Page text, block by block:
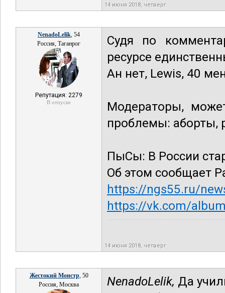
14 июня 2018, четверг
NenadoLelik, 54
Россия, Таганрог
Репутация: 2279
В отпуске
Судя по
ресурсе
Ан нет, Lewis, 40
Модераторы,
проблемы: аборты,
ПыСы: В России
Об этом сообщает
https://ngs55.ru/
https://vk.com/
14 июня 2018, четверг
Жестокий Монстр, 50
Россия, Москва
NenadoLelik, Да